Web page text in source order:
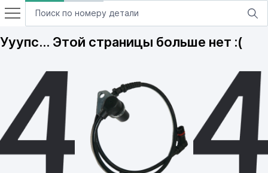
Ууупс… Этой страницы больше нет :(